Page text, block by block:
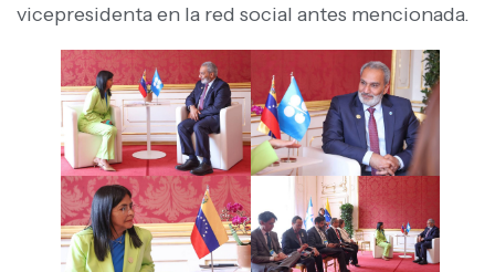
vicepresidenta en la red social antes mencionada.